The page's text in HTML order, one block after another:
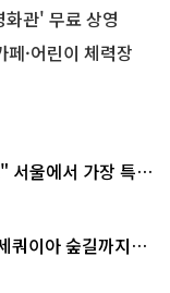
관' 무료 상영
·어린이 체력장
서울에서 가장 특별
쿼이아 숲길까지…